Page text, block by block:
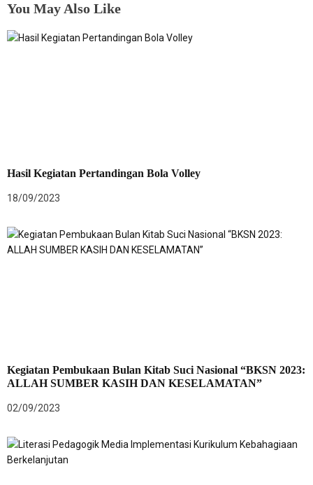
You May Also Like
Hasil Kegiatan Pertandingan Bola Volley
18/09/2023
Kegiatan Pembukaan Bulan Kitab Suci Nasional “BKSN 2023:
ALLAH SUMBER KASIH DAN KESELAMATAN”
02/09/2023